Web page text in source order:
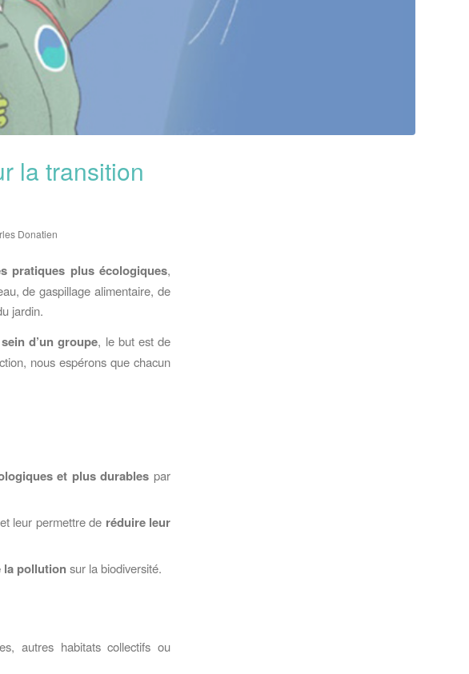
la transition
Donatien
pratiques plus écologiques,
de gaspillage alimentaire, de
jardin.
d’un groupe, le but est de
nous espérons que chacun
et plus durables par
leur permettre de réduire leur
la pollution sur la biodiversité.
autres habitats collectifs ou